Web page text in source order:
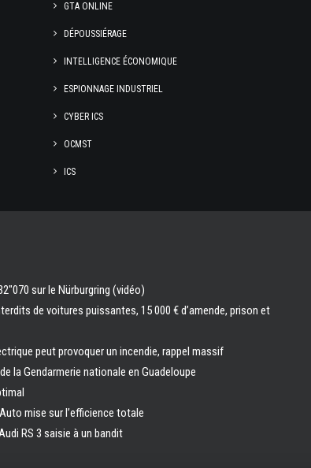
GTA ONLINE
DÉPOUSSIÉRAGE
INTELLIGENCE ÉCONOMIQUE
ESPIONNAGE INDUSTRIEL
CYBER ICS
OCMST
ICS
sur le Nürburgring (vidéo)
de voitures puissantes, 15 000 € d’amende, prison et
peut provoquer un incendie, rappel massif
la Gendarmerie nationale en Guadeloupe
mise sur l’efficience totale
RS 3 saisie à un bandit